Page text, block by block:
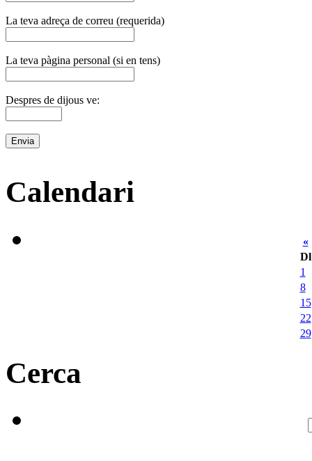
La teva adreça de correu (requerida)
La teva pàgina personal (si en tens)
Despres de dijous ve:
Calendari
«
Dl
1
8
15
22
29
Cerca